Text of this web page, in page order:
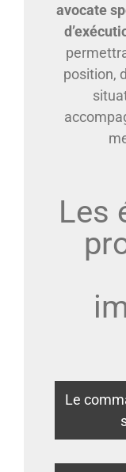
avocate
position,
Les
Le